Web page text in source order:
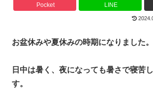
Pocket LINE
お盆休みや夏休みの時期になりました。
日中は暑く、夜になっても暑さで寝苦
す。